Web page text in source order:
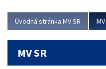
Úvodná stránka MV SR
MV SR